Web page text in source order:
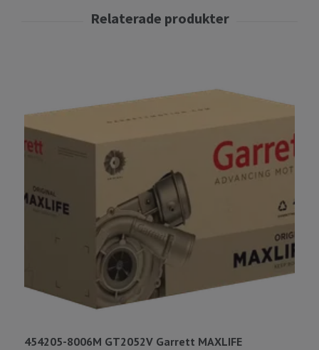
454205-8006M GT2052V Garrett MAXLIFE